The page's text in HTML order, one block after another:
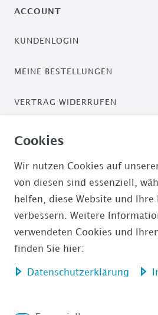
ACCOUNT
KUNDENLOGIN
MEINE BESTELLUNGEN
VERTRAG WIDERRUFEN
PAYPAL / PAYPAL PLUS
Cookies
Wir nutzen Cookies auf
von diesen sind essenziell,
helfen, diese Website und Ihre
verbessern. Weitere
verwendeten Cookies und
finden Sie hier:
Daten­schutz­erklärung